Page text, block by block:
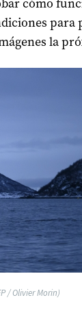
cómo
para
la
/ Olivier Morin)